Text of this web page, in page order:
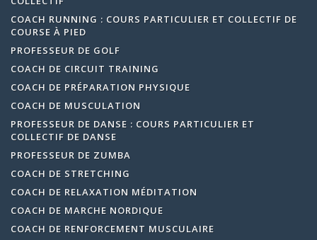
COACH RUNNING : COURS PARTICULIER ET COLLECTIF DE
COURSE À PIED
PROFESSEUR DE GOLF
COACH DE CIRCUIT TRAINING
COACH DE PRÉPARATION PHYSIQUE
COACH DE MUSCULATION
PROFESSEUR DE DANSE : COURS PARTICULIER ET
COLLECTIF DE DANSE
PROFESSEUR DE ZUMBA
COACH DE STRETCHING
COACH DE RELAXATION MÉDITATION
COACH DE MARCHE NORDIQUE
COACH DE RENFORCEMENT MUSCULAIRE